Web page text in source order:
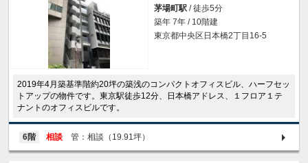
茅場町駅 / 徒歩5分
築年 7年 / 10階建
東京都中央区日本橋2丁目16-5
2019年4月築基準階約20坪の築浅のコンパクトオフィスビル、ハーフセッ
トアップの物件です。東京駅徒歩12分、日本橋アドレス、１フロア１テ
ナントのオフィスビルです。
6階 相談 管：相談（19.91坪）